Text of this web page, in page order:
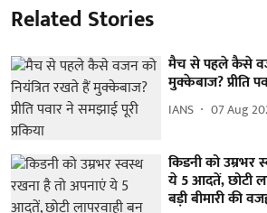
Related Stories
मैच से पहले कैसे
मुक्केबाज? प्रीति
IANS 07 Aug
किडनी को उम्रभर
ये 5 आदतें, छोटी
बड़ी बीमारी की